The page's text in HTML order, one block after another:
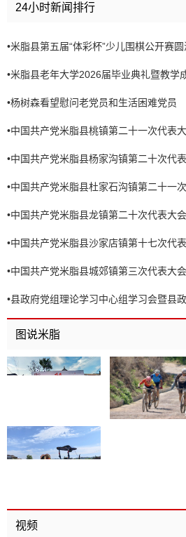
24小时新闻排行
•米脂县第五届“体彩杯”少儿围棋公开赛
•米脂县老年大学2026届毕业典礼暨教学
•杨树森看望慰问老党员和生活困难党员
•中国共产党米脂县桃镇第二十一次代表
•中国共产党米脂县杨家沟镇第二十次代
•中国共产党米脂县杜家石沟镇第二十一
•中国共产党米脂县龙镇第二十次代表大
•中国共产党米脂县沙家店镇第十七次代
•中国共产党米脂县城郊镇第三次代表大
•县政府党组理论学习中心组学习会暨县
召开
图说米脂
视频